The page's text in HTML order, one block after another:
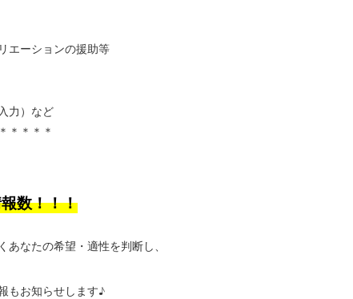
エーションの援助等
力）など
＊＊＊＊
数！！！
なたの希望・適性を判断し、
もお知らせします♪